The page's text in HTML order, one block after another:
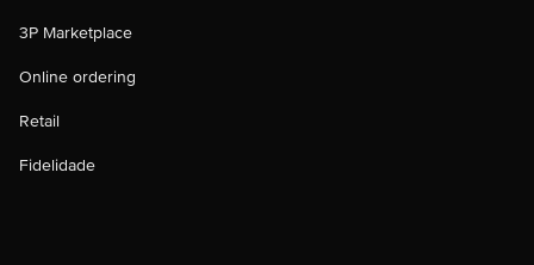
3P Marketplace
Online ordering
Retail
Fidelidade